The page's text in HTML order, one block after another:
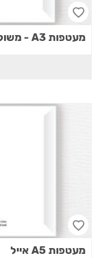
מעטפות A3 - משולש
מעטפות A5 אייל